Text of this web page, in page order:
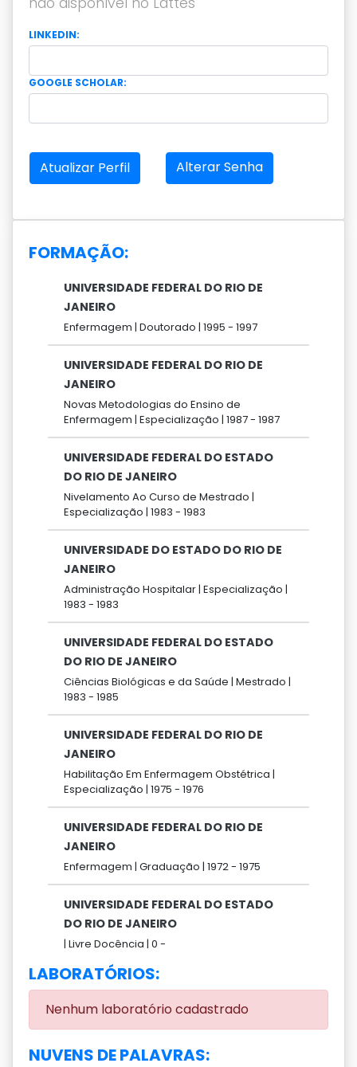
LINKEDIN:
GOOGLE SCHOLAR:
Atualizar Perfil Alterar Senha
FORMAÇÃO:
UNIVERSIDADE FEDERAL DO RIO DE
JANEIRO
Enfermagem | Doutorado | 1995 - 1997
UNIVERSIDADE FEDERAL DO RIO DE
JANEIRO
Novas Metodologias do Ensino de
Enfermagem | Especialização | 1987 - 1987
UNIVERSIDADE FEDERAL DO ESTADO
DO RIO DE JANEIRO
Nivelamento Ao Curso de Mestrado |
Especialização | 1983 - 1983
UNIVERSIDADE DO ESTADO DO RIO DE
JANEIRO
Administração Hospitalar | Especialização |
1983 - 1983
UNIVERSIDADE FEDERAL DO ESTADO
DO RIO DE JANEIRO
Ciências Biológicas e da Saúde | Mestrado |
1983 - 1985
UNIVERSIDADE FEDERAL DO RIO DE
JANEIRO
Habilitação Em Enfermagem Obstétrica |
Especialização | 1975 - 1976
UNIVERSIDADE FEDERAL DO RIO DE
JANEIRO
Enfermagem | Graduação | 1972 - 1975
UNIVERSIDADE FEDERAL DO ESTADO
DO RIO DE JANEIRO
| Livre Docência | 0 -
LABORATÓRIOS:
Nenhum laboratório cadastrado
NUVENS DE PALAVRAS: